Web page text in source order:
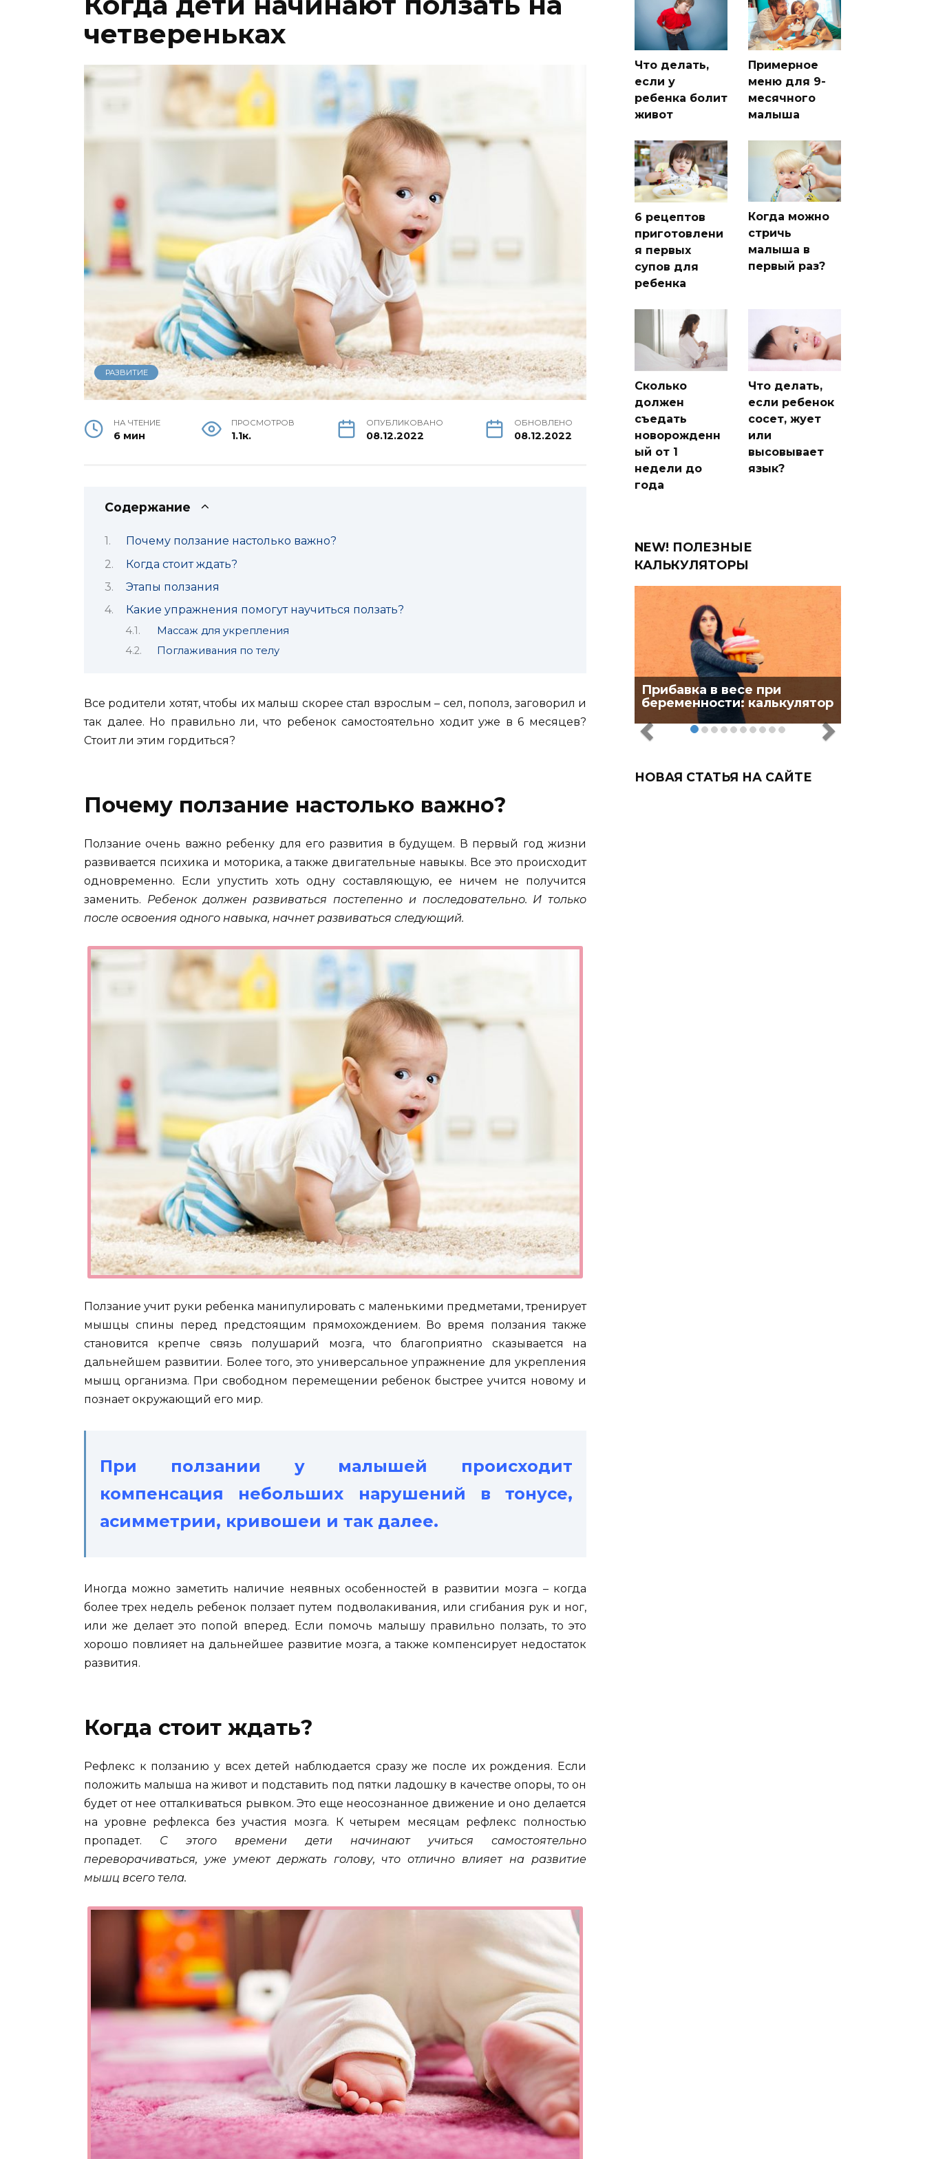
четвереньках
РАЗВИТИЕ
НА ЧТЕНИЕ
6 мин
ПРОСМОТРОВ
1.1к.
ОПУБЛИКОВАНО
08.12.2022
ОБНОВЛЕНО
08.12.2022
Содержание
Почему ползание настолько важно?
Когда стоит ждать?
Этапы ползания
Какие упражнения помогут научиться ползать?
Массаж для укрепления
Поглаживания по телу
Все родители хотят, чтобы их малыш скорее стал взрослым – сел, пополз, заговорил и
так далее. Но правильно ли, что ребенок самостоятельно ходит уже в 6 месяцев?
Стоит ли этим гордиться?
Почему ползание настолько важно?
Ползание очень важно ребенку для его развития в будущем. В первый год жизни
развивается психика и моторика, а также двигательные навыкы. Все это происходит
одновременно. Если упустить хоть одну составляющую, ее ничем не получится
заменить. Ребенок должен развиваться постепенно и последовательно. И только
после освоения одного навыка, начнет развиваться следующий.
Ползание учит руки ребенка манипулировать с маленькими предметами, тренирует
мышцы спины перед предстоящим прямохождением. Во время ползания также
становится крепче связь полушарий мозга, что благоприятно сказывается на
дальнейшем развитии. Более того, это универсальное упражнение для укрепления
мышц организма. При свободном перемещении ребенок быстрее учится новому и
познает окружающий его мир.
При ползании у малышей происходит
компенсация небольших нарушений в тонусе,
асимметрии, кривошеи и так далее.
Иногда можно заметить наличие неявных особенностей в развитии мозга – когда
более трех недель ребенок ползает путем подволакивания, или сгибания рук и ног,
или же делает это попой вперед. Если помочь малышу правильно ползать, то это
хорошо повлияет на дальнейшее развитие мозга, а также компенсирует недостаток
развития.
Когда стоит ждать?
Рефлекс к ползанию у всех детей наблюдается сразу же после их рождения. Если
положить малыша на живот и подставить под пятки ладошку в качестве опоры, то он
будет от нее отталкиваться рывком. Это еще неосознанное движение и оно делается
на уровне рефлекса без участия мозга. К четырем месяцам рефлекс полностью
пропадет. С этого времени дети начинают учиться самостоятельно
переворачиваться, уже умеют держать голову, что отлично влияет на развитие
мышц всего тела.
Что делать,
если у
ребенка болит
живот
Примерное
меню для 9-
месячного
малыша
6 рецептов
приготовлени
я первых
супов для
ребенка
Когда можно
стричь
малыша в
первый раз?
Сколько
должен
съедать
новорожденн
ый от 1
недели до
года
Что делать,
если ребенок
сосет, жует
или
высовывает
язык?
NEW! ПОЛЕЗНЫЕ
КАЛЬКУЛЯТОРЫ
Прибавка в весе при
беременности: калькулятор
НОВАЯ СТАТЬЯ НА САЙТЕ